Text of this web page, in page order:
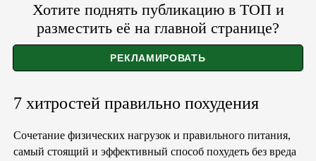
Хотите поднять публикацию в ТОП и
разместить её на главной странице?
7 хитростей правильно похудения
Сочетание физических нагрузок и правильного питания,
самый стоящий и эффективный способ похудеть без вреда